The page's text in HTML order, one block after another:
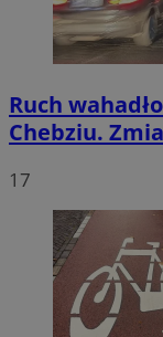
Ruch
Chebziu.
17